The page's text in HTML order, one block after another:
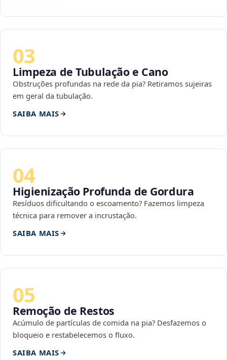
03
Limpeza de Tubulação e Cano
Obstruções profundas na rede da pia? Retiramos sujeiras
em geral da tubulação.
SAIBA MAIS
04
Higienização Profunda de Gordura
Resíduos dificultando o escoamento? Fazemos limpeza
técnica para remover a incrustação.
SAIBA MAIS
05
Remoção de Restos
Acúmulo de partículas de comida na pia? Desfazemos o
bloqueio e restabelecemos o fluxo.
SAIBA MAIS